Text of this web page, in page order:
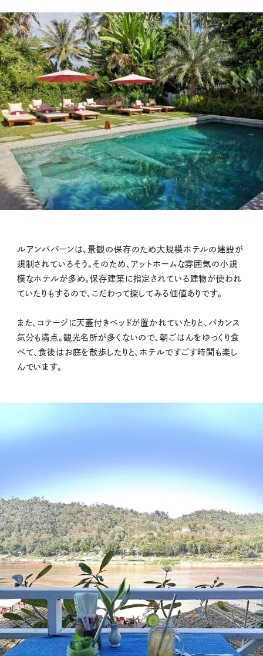
ルアンパバーンは、景観の保存のため大規模ホテルの建設が
規制されているそう。そのため、アットホームな雰囲気の小規
模なホテルが多め。保存建築に指定されている建物が使われ
ていたりもするので、こだわって探してみる価値ありです。
また、コテージに天蓋付きベッドが置かれていたりと、バカンス
気分も満点。観光名所が多くないので、朝ごはんをゆっくり食
べて、食後はお庭を散歩したりと、ホテルですごす時間も楽し
んでいます。